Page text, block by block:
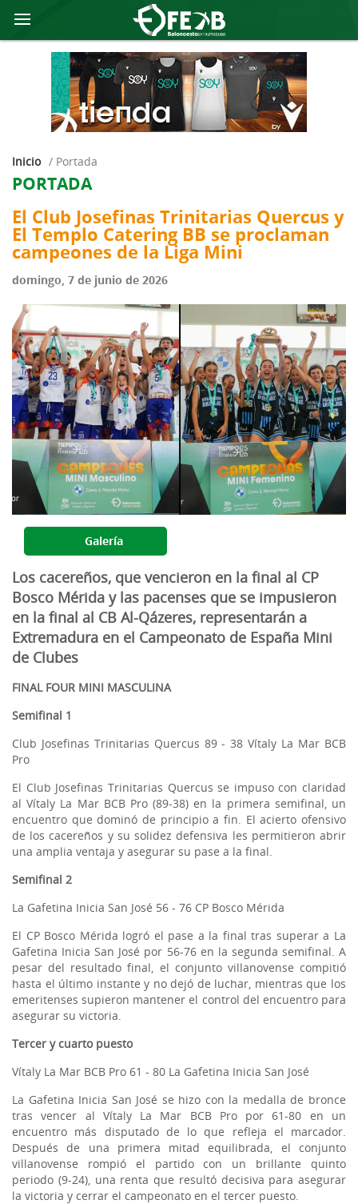
Inicio / portada
PORTADA
El Club Josefinas Trinitarias Quercus y
El Templo Catering BB se proclaman
campeones de la Liga Mini
domingo, 7 de junio de 2026
Galería
Los cacereños, que vencieron en la final al CP
Bosco Mérida y las pacenses que se impusieron
en la final al CB Al-Qázeres, representarán a
Extremadura en el Campeonato de España Mini
de Clubes
FINAL FOUR MINI MASCULINA
Semifinal 1
Club Josefinas Trinitarias Quercus 89 - 38 Vítaly La Mar BCB
Pro
El Club Josefinas Trinitarias Quercus se impuso con claridad
al Vítaly La Mar BCB Pro (89-38) en la primera semifinal, un
encuentro que dominó de principio a fin. El acierto ofensivo
de los cacereños y su solidez defensiva les permitieron abrir
una amplia ventaja y asegurar su pase a la final.
Semifinal 2
La Gafetina Inicia San José 56 - 76 CP Bosco Mérida
El CP Bosco Mérida logró el pase a la final tras superar a La
Gafetina Inicia San José por 56-76 en la segunda semifinal. A
pesar del resultado final, el conjunto villanovense compitió
hasta el último instante y no dejó de luchar, mientras que los
emeritenses supieron mantener el control del encuentro para
asegurar su victoria.
Tercer y cuarto puesto
Vítaly La Mar BCB Pro 61 - 80 La Gafetina Inicia San José
La Gafetina Inicia San José se hizo con la medalla de bronce
tras vencer al Vítaly La Mar BCB Pro por 61-80 en un
encuentro más disputado de lo que refleja el marcador.
Después de una primera mitad equilibrada, el conjunto
villanovense rompió el partido con un brillante quinto
periodo (9-24), una renta que resultó decisiva para asegurar
la victoria y cerrar el campeonato en el tercer puesto.